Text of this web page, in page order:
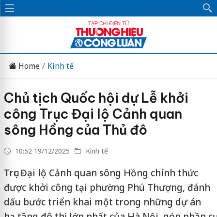
Home Kinh tế
Chủ tịch Quốc hội dự Lễ khởi
công Trục Đại lộ Cảnh quan
sông Hồng của Thủ đô
10:52 19/12/2025 Kinh tế
Trục Đại lộ Cảnh quan sông Hồng chính thức
được khởi công tại phường Phú Thượng, đánh
dấu bước triển khai một trong những dự án